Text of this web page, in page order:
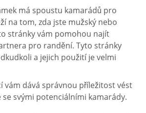
má spoustu kamarádů pro
na tom, zda jste mužský nebo
stránky vám pomohou najít
pro randění. Tyto stránky
a jejich použití je velmi
vám dává správnou příležitost vést
se svými potenciálními kamarády.